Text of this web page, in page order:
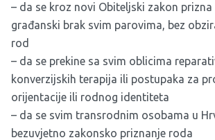
– da se kroz novi Obiteljski zakon prizna
građanski brak svim parovima, bez
rod
– da se prekine sa svim oblicima
konverzijskih terapija ili postupaka za
orijentacije ili rodnog identiteta
– da se svim transrodnim osobama u
bezuvjetno zakonsko priznanje roda